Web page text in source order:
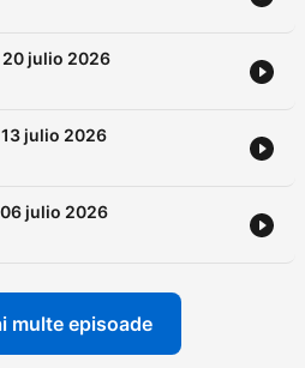
20 julio 2026
julio 2026
julio 2026
multe episoade